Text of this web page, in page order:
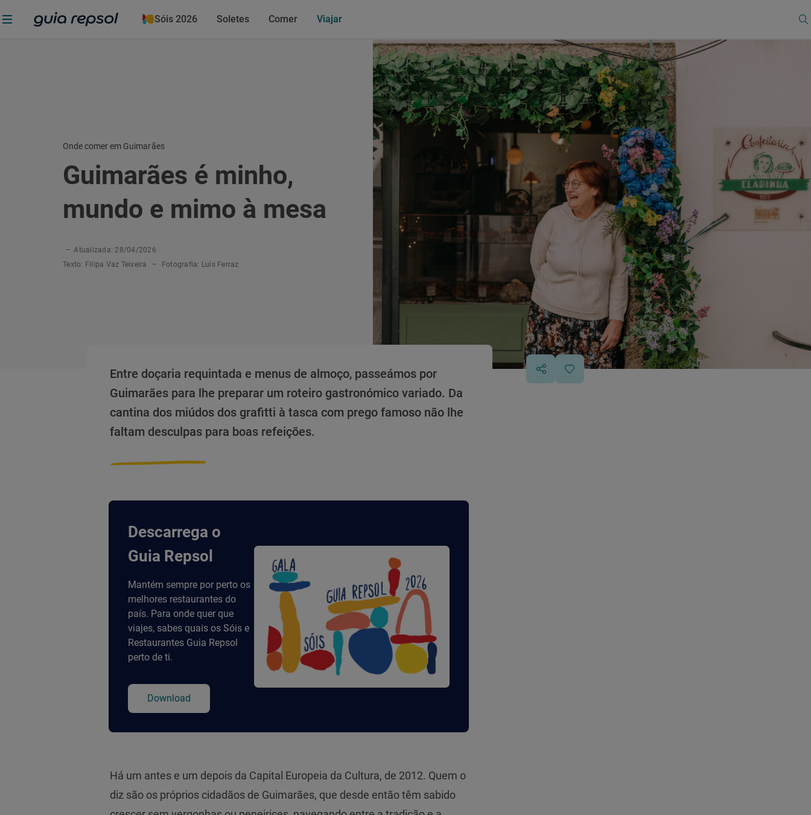
Sóis 2026 Soletes Comer Viajar
Onde comer em Guimarães
Guimarães é minho,
mundo e mimo à mesa
– Atualizada: 28/04/2026
Texto: Filipa Vaz Teixeira – Fotografia: Luís Ferraz
Entre doçaria requintada e menus de almoço, passeámos por
Guimarães para lhe preparar um roteiro gastronómico variado. Da
cantina dos miúdos dos grafitti à tasca com prego famoso não lhe
faltam desculpas para boas refeições.
Descarrega o
Guia Repsol
Mantém sempre por perto os
melhores restaurantes do
país. Para onde quer que
viajes, sabes quais os Sóis e
Restaurantes Guia Repsol
perto de ti.
Download
Há um antes e um depois da Capital Europeia da Cultura, de 2012. Quem o
diz são os próprios cidadãos de Guimarães, que desde então têm sabido